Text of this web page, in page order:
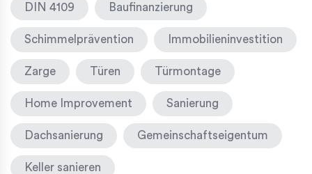
DIN 4109 Baufinanzierung
Schimmelprävention Immobilieninvestition
Zarge Türen Türmontage
Home Improvement Sanierung
Dachsanierung Gemeinschaftseigentum
Keller sanieren